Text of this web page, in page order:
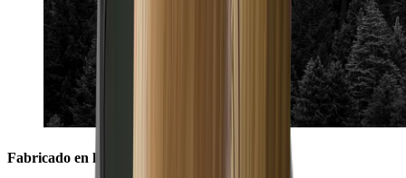
Fabricado en la Selva Negra